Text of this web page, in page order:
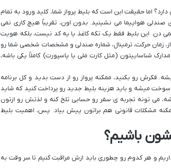
اما حقیقت این است که بلیط پرواز شما، کلید ورود به تمام
هواپیما می نشینید. بدون اون، تقریباً هیچ کاری نمی
دن. این بلیط فقط یک تکه کاغذ یا یه کد نیست، بلکه هویت
زمان حرکت، ترمینال، شماره صندلی و مشخصات شخصی شما رو
شناساییتون (مثل کارت ملی یا پاسپورت) کاملاً یکی باشه،
فکرش رو بکنید، ممکنه پرواز رو از دست بدید و کل برنامه
میشه و باید هزینه بلیط جدید رو پرداخت کنید که شاید
می تونه تجربه ی سفر رو حسابی تلخ کنه و لذتش رو ازتون
مشکلات قانونی هم براتون پیش بیاد. پس، اهمیت بلیط
باشیم؟
و هر کدوم رو چطوری باید ازش مراقبت کنیم تا سر وقت به